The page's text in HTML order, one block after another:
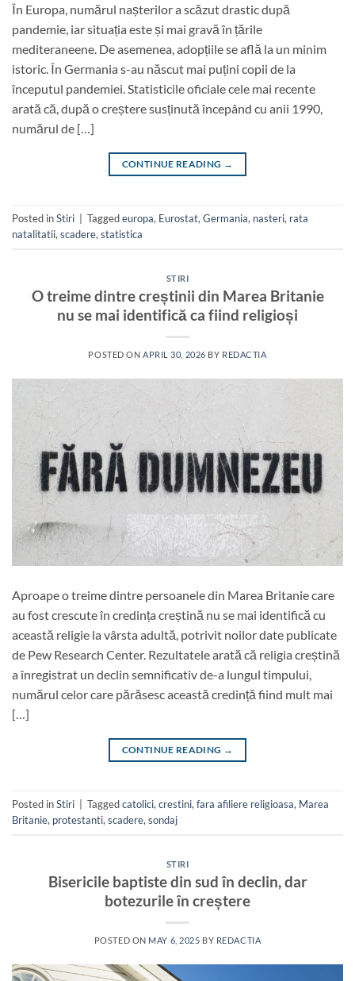
În Europa, numărul nașterilor a scăzut drastic după
pandemie, iar situația este și mai gravă în țările
mediteraneene. De asemenea, adopțiile se află la un minim
istoric. În Germania s-au născut mai puțini copii de la
începutul pandemiei. Statisticile oficiale cele mai recente
arată că, după o creștere susținută începând cu anii 1990,
numărul de […]
CONTINUE READING →
Posted inStiri Taggedeuropa, Eurostat, Germania, nasteri, rata
natalitatii, scadere, statistica
STIRI
O treime dintre creștinii din Marea Britanie
nu se mai identifică ca fiind religioși
POSTED ONAPRIL 30, 2026 BY REDACTIA
Aproape o treime dintre persoanele din Marea Britanie care
au fost crescute în credința creștină nu se mai identifică cu
această religie la vârsta adultă, potrivit noilor date publicate
de Pew Research Center. Rezultatele arată că religia creștină
a înregistrat un declin semnificativ de-a lungul timpului,
numărul celor care părăsesc această credință fiind mult mai
[…]
CONTINUE READING →
Posted inStiri Taggedcatolici, crestini, fara afiliere religioasa, Marea
Britanie, protestanti, scadere, sondaj
STIRI
Bisericile baptiste din sud în declin, dar
botezurile în creștere
POSTED ON MAY 6, 2025 BY REDACTIA